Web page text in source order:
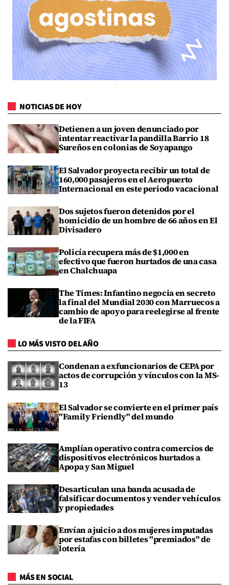
NOTICIAS DE HOY
Detienen a un joven denunciado por
intentar reactivar la pandilla Barrio 18
Sureños en colonias de Soyapango
El Salvador proyecta recibir un total de
160,000 pasajeros en el Aeropuerto
Internacional en este periodo vacacional
Dos sujetos fueron detenidos por el
homicidio de un hombre de 66 años en El
Divisadero
Policía recupera más de $1,000 en
efectivo que fueron hurtados de una casa
en Chalchuapa
The Times: Infantino negocia en secreto
la final del Mundial 2030 con Marruecos a
cambio de apoyo para reelegirse al frente
de la FIFA
LO MÁS VISTO DEL AÑO
Condenan a exfuncionarios de CEPA por
actos de corrupción y vínculos con la MS-
13
El Salvador se convierte en el primer país
"Family Friendly" del mundo
Amplían operativo contra comercios de
dispositivos electrónicos hurtados a
Apopa y San Miguel
Desarticulan una banda acusada de
falsificar documentos y vender vehículos
y propiedades
Envían a juicio a dos mujeres imputadas
por estafas con billetes "premiados" de
lotería
MÁS EN SOCIAL